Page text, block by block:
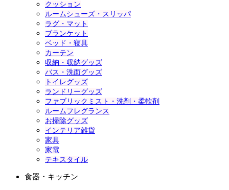
クッション
ルームシューズ・スリッパ
ラグ・マット
ブランケット
ベッド・寝具
カーテン
収納・収納グッズ
バス・洗面グッズ
トイレグッズ
ランドリーグッズ
ファブリックミスト・洗剤・柔軟剤
ルームフレグランス
お掃除グッズ
インテリア雑貨
家具
家電
テキスタイル
食器・キッチン